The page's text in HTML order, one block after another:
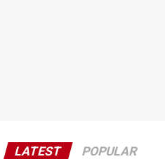
LATEST POPULAR